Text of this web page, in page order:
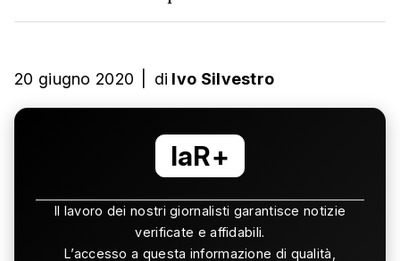
20 giugno 2020 di Ivo Silvestro
laR+
Il lavoro dei nostri giornalisti garantisce notizie
verificate e affidabili.
L’accesso a questa informazione di qualità,